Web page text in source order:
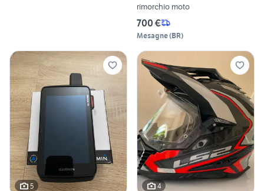
rimorchio moto
700 €
Mesagne(BR)
5 4